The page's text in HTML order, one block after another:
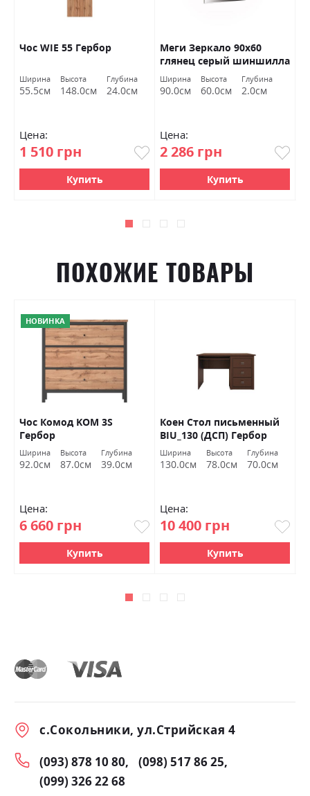
Чос WIE 55 Гербор
Ширина
55.5см
Высота
148.0см
Глубина
24.0см
Цена:
1 510 грн
Купить
Меги Зеркало 90х60
глянец серый шиншилла
Миромарк
Ширина
90.0см
Высота
60.0см
Глубина
2.0см
Цена:
2 286 грн
Купить
ПОХОЖИЕ ТОВАРЫ
НОВИНКА
Чос Комод KOM 3S
Гербор
Ширина
92.0см
Высота
87.0см
Глубина
39.0см
Цена:
6 660 грн
Купить
Коен Стол письменный
BIU_130 (ДСП) Гербор
Ширина
130.0см
Высота
78.0см
Глубина
70.0см
Цена:
10 400 грн
Купить
с.Сокольники, ул.Стрийская 4
(093) 878 10 80
(098) 517 86 25
(099) 326 22 68